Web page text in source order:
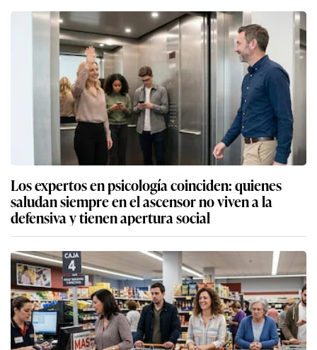
Los expertos en psicología coinciden: quienes
saludan siempre en el ascensor no viven a la
defensiva y tienen apertura social